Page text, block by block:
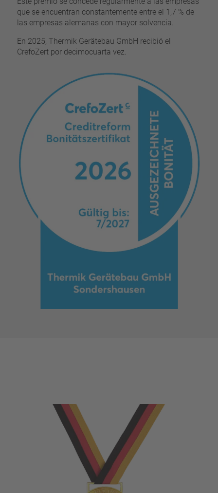
que se encuentran constantemente entre el 1,7 % de
las empresas alemanas con mayor solvencia.
En 2025, Thermik Gerätebau GmbH recibió el
CrefoZert por decimocuarta vez.